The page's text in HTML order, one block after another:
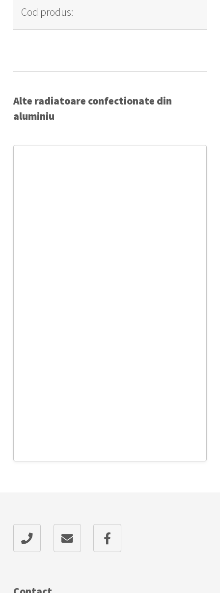
Cod produs:
Alte radiatoare confectionate din
aluminiu